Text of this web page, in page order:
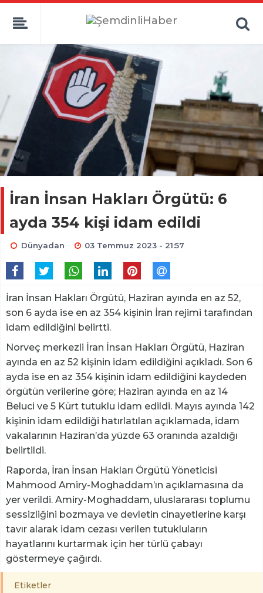
İran İnsan Hakları Örgütü: 6
ayda 354 kişi idam edildi
Dünyadan 03 Temmuz 2023 - 21:57
İran İnsan Hakları Örgütü, Haziran ayında en az 52,
son 6 ayda ise en az 354 kişinin İran rejimi tarafından
idam edildiğini belirtti.
Norveç merkezli İran İnsan Hakları Örgütü, Haziran
ayında en az 52 kişinin idam edildiğini açıkladı. Son 6
ayda ise en az 354 kişinin idam edildiğini kaydeden
örgütün verilerine göre; Haziran ayında en az 14
Beluci ve 5 Kürt tutuklu idam edildi. Mayıs ayında 142
kişinin idam edildiği hatırlatılan açıklamada, idam
vakalarının Haziran’da yüzde 63 oranında azaldığı
belirtildi.
Raporda, İran İnsan Hakları Örgütü Yöneticisi
Mahmood Amiry-Moghaddam’ın açıklamasına da
yer verildi. Amiry-Moghaddam, uluslararası toplumu
sessizliğini bozmaya ve devletin cinayetlerine karşı
tavır alarak idam cezası verilen tutukluların
hayatlarını kurtarmak için her türlü çabayı
göstermeye çağırdı.
Etiketler